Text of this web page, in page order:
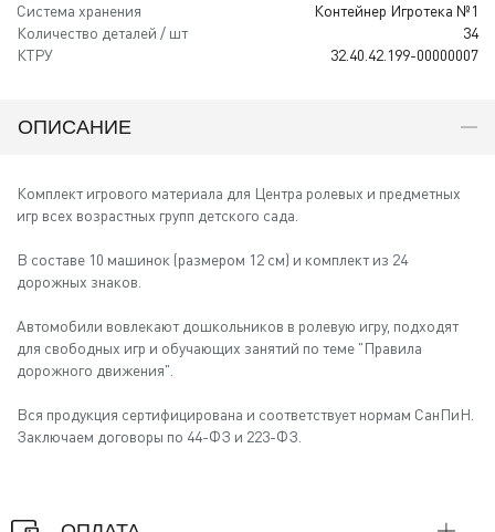
Система хранения
Контейнер Игротека №1
Количество деталей / шт
34
КТРУ
32.40.42.199-00000007
ОПИСАНИЕ
Комплект игрового материала для Центра ролевых и предметных
игр всех возрастных групп детского сада.
В составе 10 машинок (размером 12 см) и комплект из 24
дорожных знаков.
Автомобили вовлекают дошкольников в ролевую игру, подходят
для свободных игр и обучающих занятий по теме "Правила
дорожного движения".
Вся продукция сертифицирована и соответствует нормам СанПиН.
Заключаем договоры по 44-ФЗ и 223-ФЗ.